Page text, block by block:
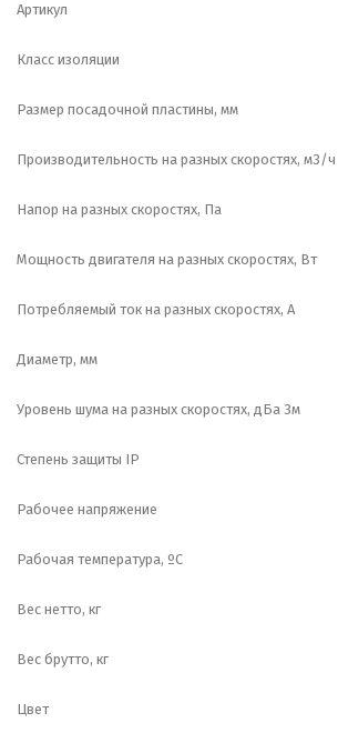
Артикул
Класс изоляции
Размер посадочной пластины, мм
Производительность на разных скоростях, м3/ч
Напор на разных скоростях, Па
Мощность двигателя на разных скоростях, Вт
Потребляемый ток на разных скоростях, А
Диаметр, мм
Уровень шума на разных скоростях, дБа 3м
Степень защиты IP
Рабочее напряжение
Рабочая температура, ºС
Вес нетто, кг
Вес брутто, кг
Цвет